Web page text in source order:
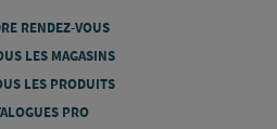
RENDEZ-VOUS
LES MAGASINS
LES PRODUITS
PRO